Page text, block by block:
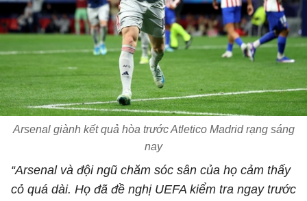
Arsenal giành kết quả hòa trước Atletico Madrid rạng sáng
nay
“Arsenal và đội ngũ chăm sóc sân của họ cảm thấy
cỏ quá dài. Họ đã đề nghị UEFA kiểm tra ngay trước